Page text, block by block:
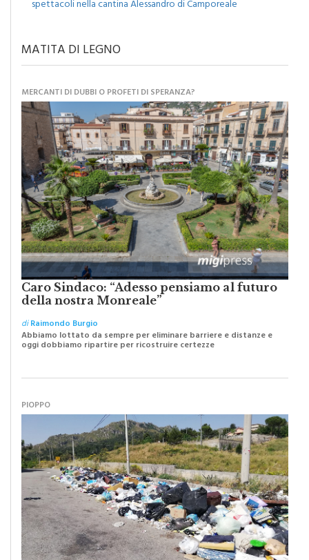
Kaid sotto le Stelle celebra 20 anni: vino, sapori e
MATITA DI LEGNO
MERCANTI DI DUBBI O PROFETI DI SPERANZA?
Caro Sindaco: “Adesso pensiamo al futuro
della nostra Monreale”
diRaimondo Burgio